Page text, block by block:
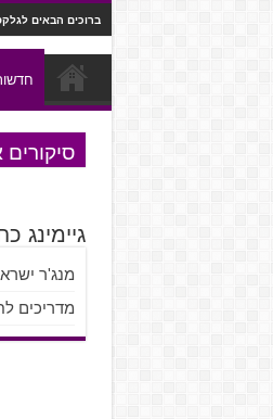
ברוכים הבאים לגלקסיית
גיימינג
מנג'ר
מדריכים